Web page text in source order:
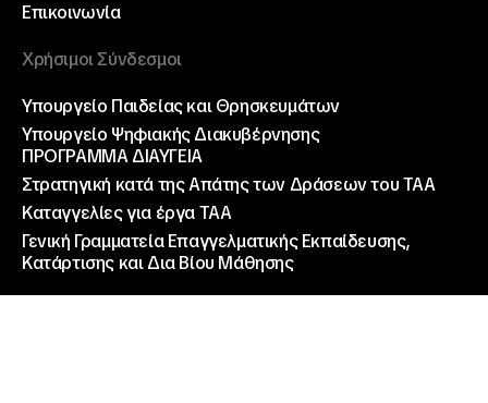
Επικοινωνία
Χρήσιμοι Σύνδεσμοι
Υπουργείο Παιδείας και Θρησκευμάτων
Υπουργείο Ψηφιακής Διακυβέρνησης
ΠΡΟΓΡΑΜΜΑ ΔΙΑΥΓΕΙΑ
Στρατηγική κατά της Απάτης των Δράσεων του ΤΑΑ
Καταγγελίες για έργα ΤΑΑ
Γενική Γραμματεία Επαγγελματικής Εκπαίδευσης,
Κατάρτισης και Δια Βίου Μάθησης